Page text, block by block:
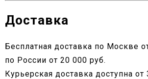
Доставка
Бесплатная доставка по Москве
по России от 20 000 руб.
Курьерская доставка доступна от